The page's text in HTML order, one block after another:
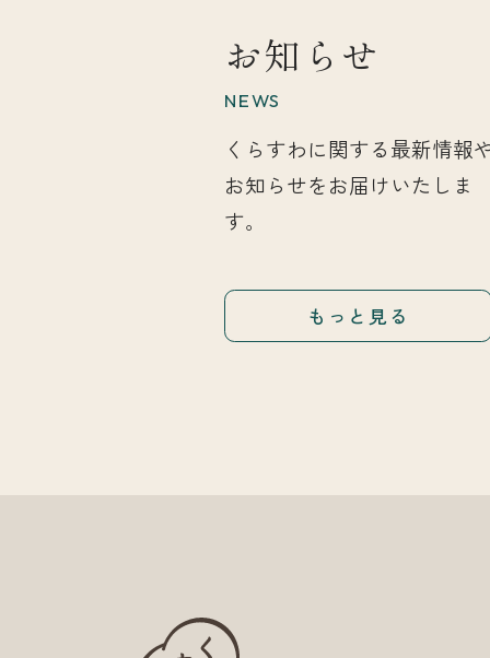
お知らせ
NEWS
くらすわに関する最新情報
お知らせをお届けいたしま
す。
もっと見る